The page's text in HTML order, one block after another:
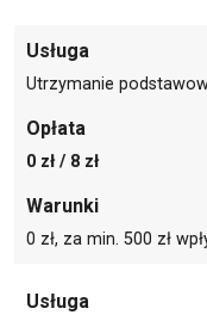
Usługa
Utrzymanie
Opłata
0 zł / 8 zł
Warunki
0 zł, za min. 500 zł
Usługa